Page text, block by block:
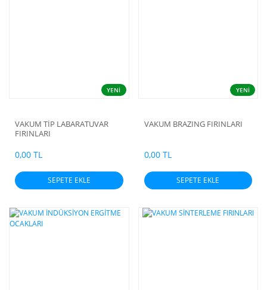
YENİ
VAKUM TİP LABARATUVAR
FIRINLARI
0,00 TL
SEPETE EKLE
YENİ
VAKUM BRAZING FIRINLARI
0,00 TL
SEPETE EKLE